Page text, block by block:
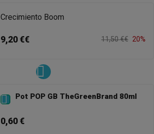
Crecimiento Boom
9,20 €€ 11,50 €€ 20%
 Pot POP GB TheGreenBrand 80ml
0,60 €